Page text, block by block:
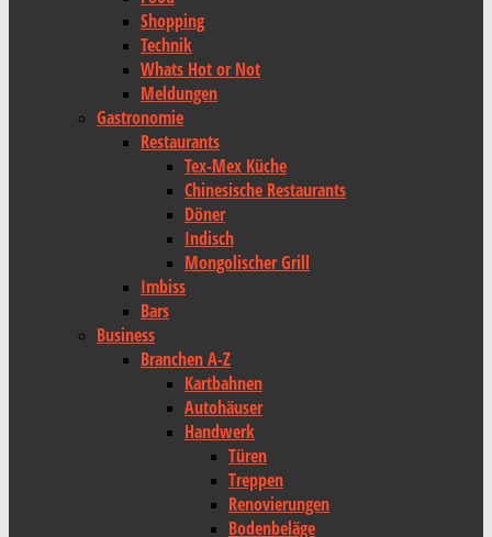
Shopping
Technik
Whats Hot or Not
Meldungen
Gastronomie
Restaurants
Tex-Mex Küche
Chinesische Restaurants
Döner
Indisch
Mongolischer Grill
Imbiss
Bars
Business
Branchen A-Z
Kartbahnen
Autohäuser
Handwerk
Türen
Treppen
Renovierungen
Bodenbeläge